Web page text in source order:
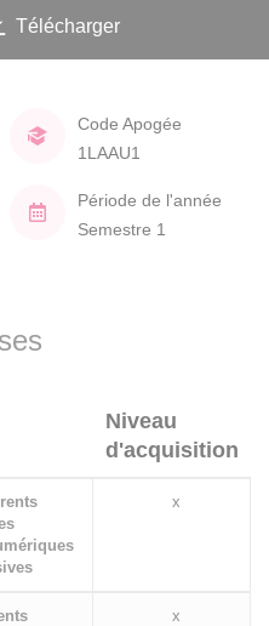
Télécharger
Code Apogée
1LAAU1
Période de l'année
Semestre 1
Niveau
d'acquisition
x
x